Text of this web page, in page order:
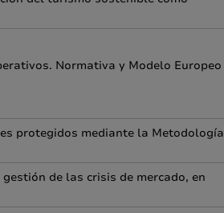
Normativa y Modelo Europeo
protegidos mediante la Metodología
de las crisis de mercado, en